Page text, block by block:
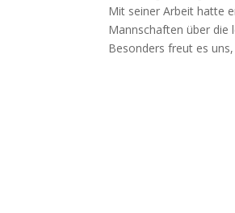
Mit seiner Arbeit hatte
Mannschaften über die
Besonders freut es